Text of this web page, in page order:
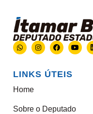
LINKS ÚTEIS
Home
Sobre o Deputado